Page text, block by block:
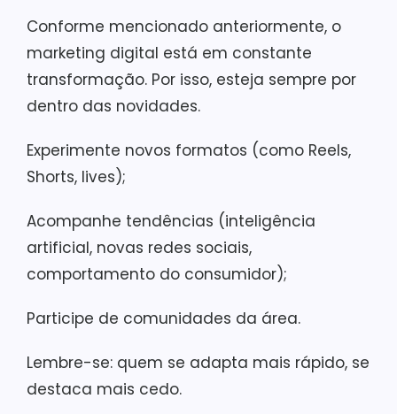
Conforme mencionado anteriormente, o
marketing digital está em constante
transformação. Por isso, esteja sempre por
dentro das novidades.
Experimente novos formatos (como Reels,
Shorts, lives);
Acompanhe tendências (inteligência
artificial, novas redes sociais,
comportamento do consumidor);
Participe de comunidades da área.
Lembre-se: quem se adapta mais rápido, se
destaca mais cedo.